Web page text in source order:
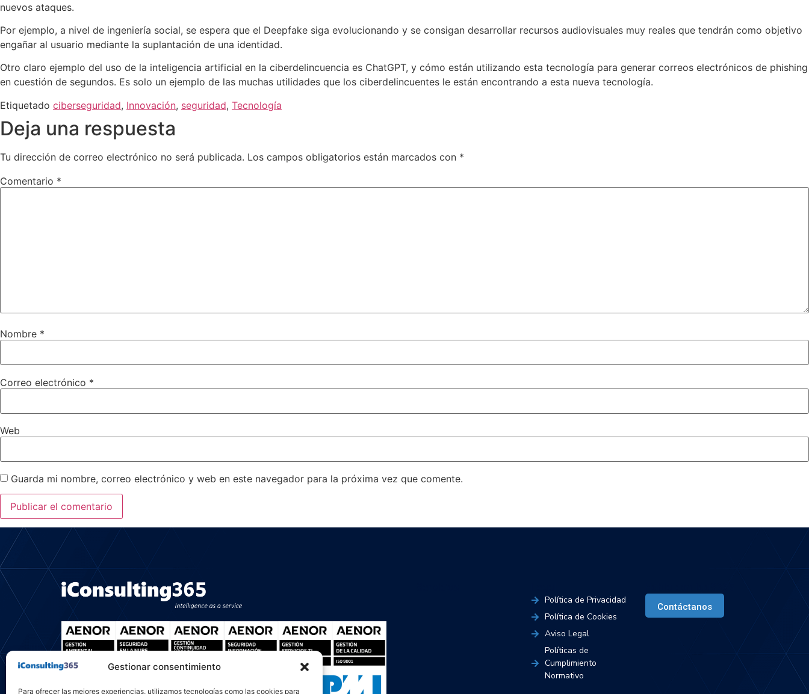
Gestionar consentimiento
Para ofrecer las mejores experiencias, utilizamos tecnologías como las cookies para
nuevos ataques.
Por ejemplo, a nivel de ingeniería social, se espera que el Deepfake siga evolucionando y se consigan desarrollar recursos audiovisuales muy reales que tendrán como objetivo
engañar al usuario mediante la suplantación de una identidad.
Otro claro ejemplo del uso de la inteligencia artificial en la ciberdelincuencia es ChatGPT, y cómo están utilizando esta tecnología para generar correos electrónicos de phishing
en cuestión de segundos. Es solo un ejemplo de las muchas utilidades que los ciberdelincuentes le están encontrando a esta nueva tecnología.
Etiquetado ciberseguridad, Innovación, seguridad, Tecnología
Deja una respuesta
Tu dirección de correo electrónico no será publicada. Los campos obligatorios están marcados con *
Comentario *
Nombre *
Correo electrónico *
Web
Guarda mi nombre, correo electrónico y web en este navegador para la próxima vez que comente.
Política de Privacidad
Política de Cookies
Aviso Legal
Políticas de
Cumplimiento
Normativo
Contáctanos